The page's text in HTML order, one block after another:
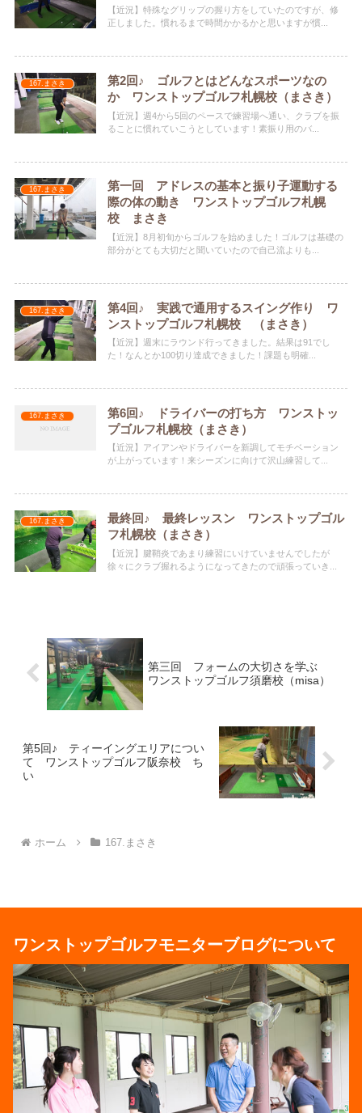
【近況】特殊なグリップの握り方をしていたのですが、修
正しました。慣れるまで時間かかるかと思いますが慣...
167.まさき
第2回♪ ゴルフとはどんなスポーツなの
か ワンストップゴルフ札幌校（まさき）
【近況】週4から5回のペースで練習場へ通い、クラブを振
ることに慣れていこうとしています！素振り用のバ...
167.まさき
第一回 アドレスの基本と振り子運動する
際の体の動き ワンストップゴルフ札幌
校 まさき
【近況】8月初旬からゴルフを始めました！ゴルフは基礎の
部分がとても大切だと聞いていたので自己流よりも...
167.まさき
第4回♪ 実践で通用するスイング作り ワ
ンストップゴルフ札幌校 （まさき）
【近況】週末にラウンド行ってきました。結果は91でし
た！なんとか100切り達成できました！課題も明確...
167.まさき
第6回♪ ドライバーの打ち方 ワンストッ
プゴルフ札幌校（まさき）
【近況】アイアンやドライバーを新調してモチベーション
が上がっています！来シーズンに向けて沢山練習して...
167.まさき
最終回♪ 最終レッスン ワンストップゴル
フ札幌校（まさき）
【近況】腱鞘炎であまり練習にいけていませんでしたが
徐々にクラブ握れるようになってきたので頑張っていき...
第三回 フォームの大切さを学ぶ
ワンストップゴルフ須磨校（misa）
第5回♪ ティーイングエリアについ
て ワンストップゴルフ阪奈校 ち
い
ホーム 167.まさき
ワンストップゴルフモニターブログについて